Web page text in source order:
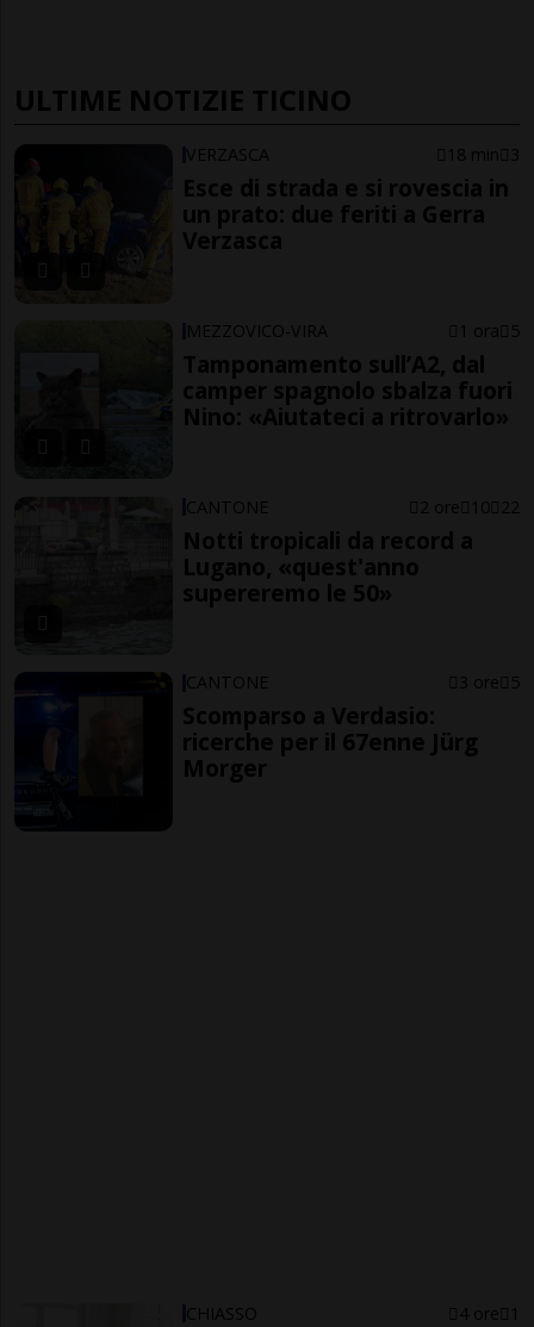
ULTIME NOTIZIE TICINO
VERZASCA 18 min 3
Esce di strada e si rovescia in
un prato: due feriti a Gerra
Verzasca
MEZZOVICO-VIRA 1 ora 5
Tamponamento sull’A2, dal
camper spagnolo sbalza fuori
Nino: «Aiutateci a ritrovarlo»
CANTONE 2 ore 10 22
Notti tropicali da record a
Lugano, «quest'anno
supereremo le 50»
CANTONE 3 ore 5
Scomparso a Verdasio:
ricerche per il 67enne Jürg
Morger
CHIASSO 4 ore 1